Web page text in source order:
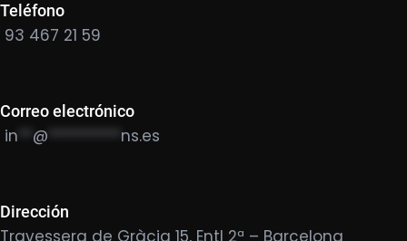
Teléfono
93 467 21 59
Correo electrónico
in @ ********** ns.es
Dirección